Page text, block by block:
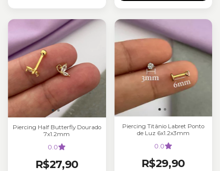
Piercing Half Butterfly Dourado
7x1.2mm
0.0
R$27,90
Piercing Titânio Labret Ponto
de Luz 6x1.2x3mm
0.0
R$29,90